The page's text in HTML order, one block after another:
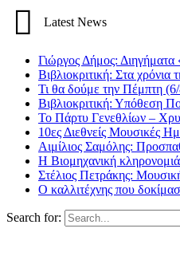
Latest News
Γιώργος Δήμος: Διηγήματα
Βιβλιοκριτική: Στα
Τι θα δούμε την Πέμπτη (6/
Βιβλιοκριτική: Υπόθεση
Το Πάρτυ Γενεθλίων –
10ες Διεθνείς Μουσικές
Αιμίλιος Σαμόλης:
Η Βιομηχανική
Στέλιος Πετράκης:
Ο καλλιτέχνης που
Search for: